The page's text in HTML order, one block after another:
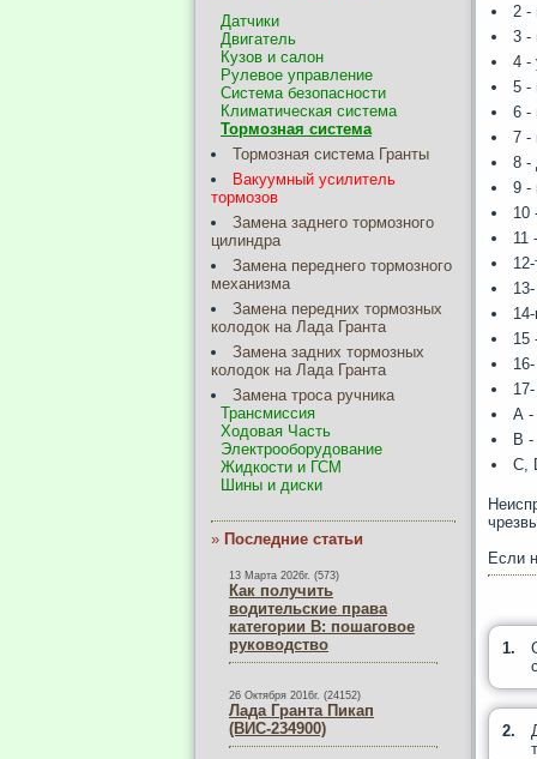
Датчики
Двигатель
Кузов и салон
Рулевое управление
Система безопасности
Климатическая система
Тормозная система
Тормозная система Гранты
Вакуумный усилитель
тормозов
Замена заднего тормозного
цилиндра
Замена переднего тормозного
механизма
Замена передних тормозных
колодок на Лада Гранта
Замена задних тормозных
колодок на Лада Гранта
Замена троса ручника
Трансмиссия
Ходовая Часть
Электрооборудование
Жидкости и ГСМ
Шины и диски
» Последние статьи
13 Марта 2026г. (573)
Как получить
водительские права
категории B: пошаговое
руководство
26 Октября 2016г. (24152)
Лада Гранта Пикап
(ВИС-234900)
2 -
3 -
4 -
5 -
6 -
7 -
8 -
9 -
10
11
15
А -
В -
С,
Если
1.
2.